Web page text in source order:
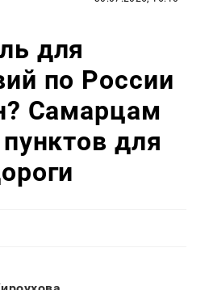
для
по России
Самарцам
для